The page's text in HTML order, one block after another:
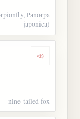
Panorpa
japonica)
Dengarkan
nine-tailed fox